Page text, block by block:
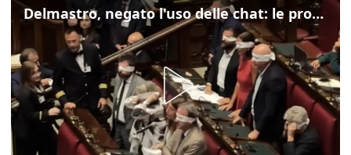
Delmastro, negato l'uso delle chat: le proteste di Avs e M5s